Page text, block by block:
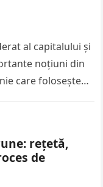
al capitalului și
noțiuni din
care folosește
rețetă,
de